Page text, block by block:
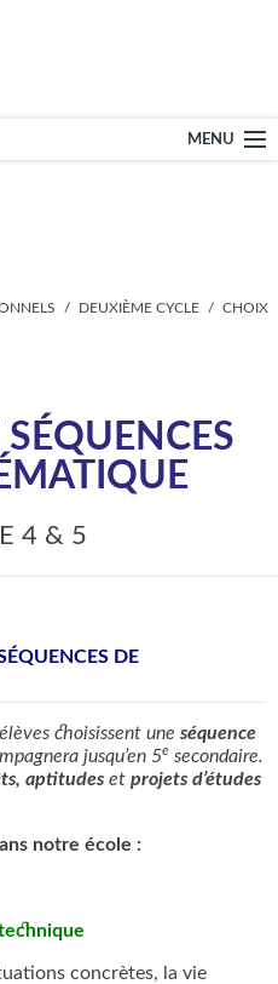
MENU
/ DEUXIÈME CYCLE / CHOIX
4 & 5
ÉQUENCES DE
choisissent une séquence
jusqu’en 5e secondaire.
aptitudes et projets d’études
notre école :
concrètes, la vie